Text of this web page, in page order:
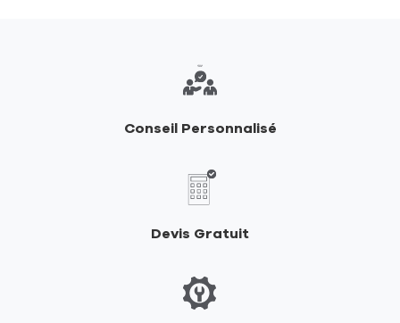
Conseil Personnalisé
Devis Gratuit